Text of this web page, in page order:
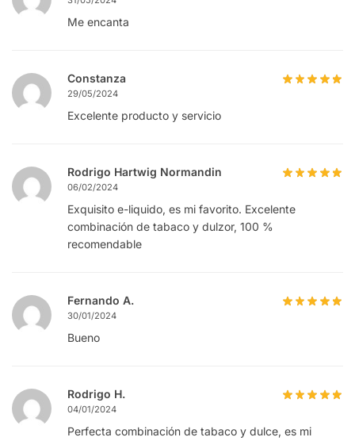
Me encanta
Constanza
29/05/2024
Excelente producto y servicio
Rodrigo Hartwig Normandin
06/02/2024
Exquisito e-liquido, es mi favorito. Excelente
combinación de tabaco y dulzor, 100 %
recomendable
Fernando A.
30/01/2024
Bueno
Rodrigo H.
04/01/2024
Perfecta combinación de tabaco y dulce, es mi